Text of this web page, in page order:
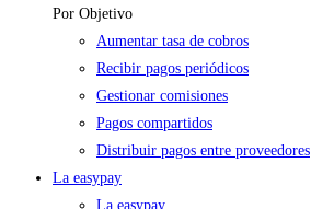
Por Objetivo
Aumentar tasa de cobros
Recibir pagos periódicos
Gestionar comisiones
Pagos compartidos
Distribuir pagos entre proveedores
La easypay
La easypay